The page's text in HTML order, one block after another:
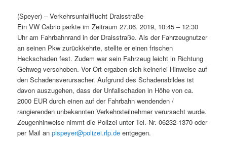
(Speyer) – Verkehrsunfallflucht Draisstraße
Ein VW Cabrio parkte im Zeitraum 27.06. 2019, 10:45 – 12:30
Uhr am Fahrbahnrand in der Draisstraße. Als der Fahrzeugnutzer
an seinen Pkw zurückkehrte, stellte er einen frischen
Heckschaden fest. Zudem war sein Fahrzeug leicht in Richtung
Gehweg verschoben. Vor Ort ergaben sich keinerlei Hinweise auf
den Schadensverursacher. Aufgrund des Schadensbildes ist
davon auszugehen, dass der Unfallschaden in Höhe von ca.
2000 EUR durch einen auf der Fahrbahn wendenden /
rangierenden unbekannten Verkehrsteilnehmer verursacht wurde.
Zeugenhinweise nimmt die Polizei unter Tel.-Nr. 06232-1370 oder
per Mail anpispeyer@polizei.rlp.de entgegen.